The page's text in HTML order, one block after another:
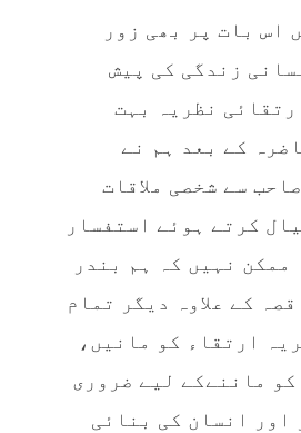
اس بات پر بھی زور
زندگی کی پیش
نظریہ بہت
کے بعد ہم نے
سے شخصی ملاقات
کرتے ہوئے استفسار
ممکن نہیں کہ ہم بندر
کے علاوہ دیگر تمام
ارتقاء کو مانیں،
ماننےکے لیے ضروری
اور انسان کی بنائی